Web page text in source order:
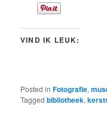
VIND IK LEUK:
Posted in Fotografie,
Tagged bibliotheek,